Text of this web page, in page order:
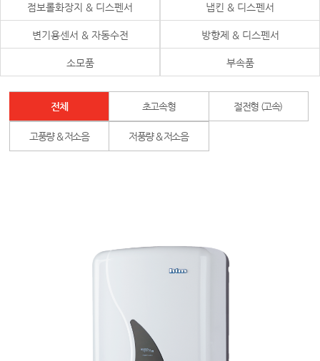
점보롤화장지 & 디스펜서 냅킨 & 디스펜서
변기용센서 & 자동수전 방향제 & 디스펜서
소모품 부속품
전체 초고속형 절전형 (고속)
고풍량 & 저소음 저풍량 & 저소음